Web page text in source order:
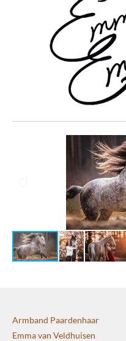
Armband Paardenhaar
Emma van Veldhuisen